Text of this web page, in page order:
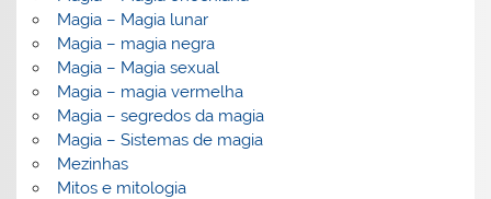
Magia – Magia lunar
Magia – magia negra
Magia – Magia sexual
Magia – magia vermelha
Magia – segredos da magia
Magia – Sistemas de magia
Mezinhas
Mitos e mitologia